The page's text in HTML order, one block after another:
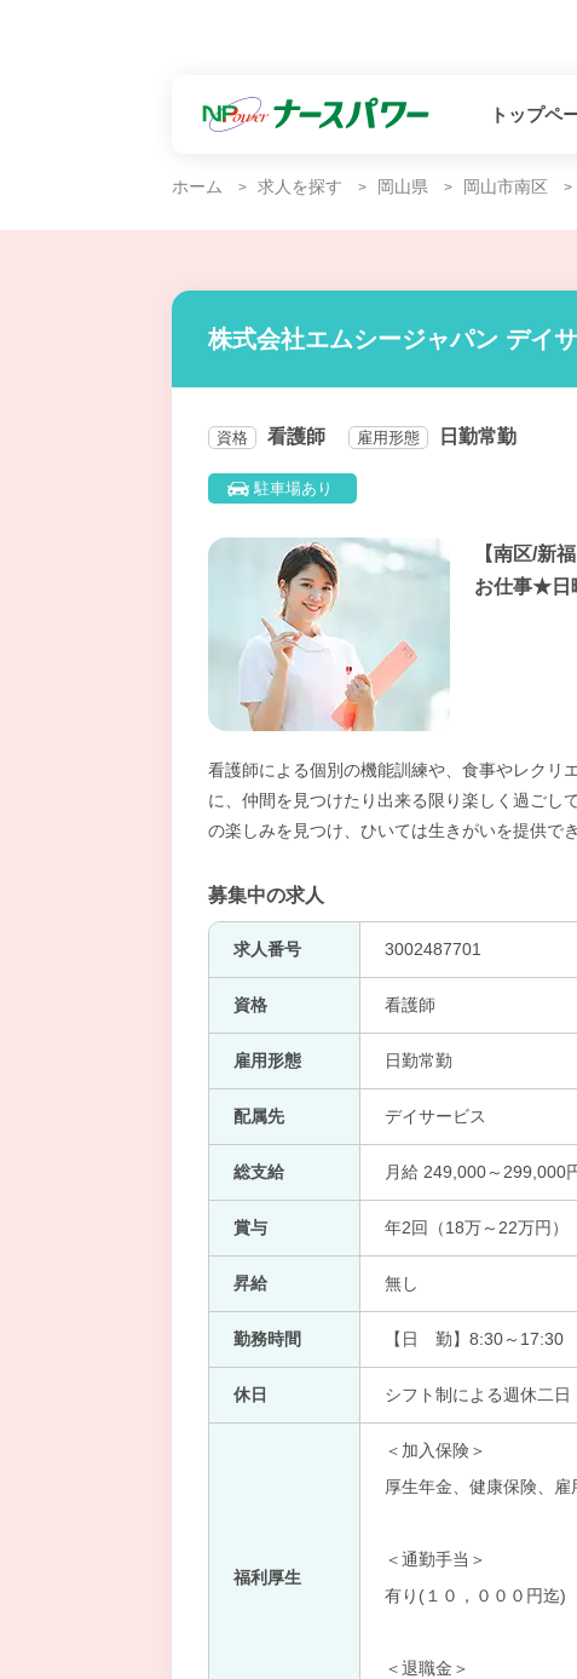
トップペ
ホーム 求人を探す 岡山県 岡山市南区
株式会社エムシージャパン デイ
資格 看護師 雇用形態 日勤常勤
駐車場あり
【南区/新
お仕事★
看護師による個別の機能訓練や、食事やレクリ
に、仲間を見つけたり出来る限り楽しく過ごし
の楽しみを見つけ、ひいては生きがいを提供で
募集中の求人
求人番号 3002487701
資格 看護師
雇用形態 日勤常勤
配属先 デイサービス
総支給 月給 249,000～299,000
賞与 年2回（18万～22万円）
昇給 無し
勤務時間 【日 勤】8:30～17:30
休日 シフト制による週休二日
福利厚生
＜加入保険＞
厚生年金、健康保険、雇
＜通勤手当＞
有り(１０，０００円迄)
＜退職金＞